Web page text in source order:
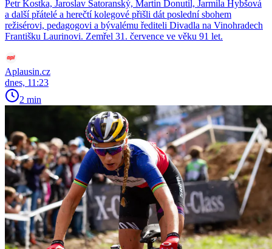
Petr Kostka, Jaroslav Satoranský, Martin Donutil, Jarmila Hybšová
a další přátelé a herečtí kolegové přišli dát poslední sbohem
režisérovi, pedagogovi a bývalému řediteli Divadla na Vinohradech
Františku Laurinovi. Zemřel 31. července ve věku 91 let.
Aplausin.cz
dnes, 11:23
2 min